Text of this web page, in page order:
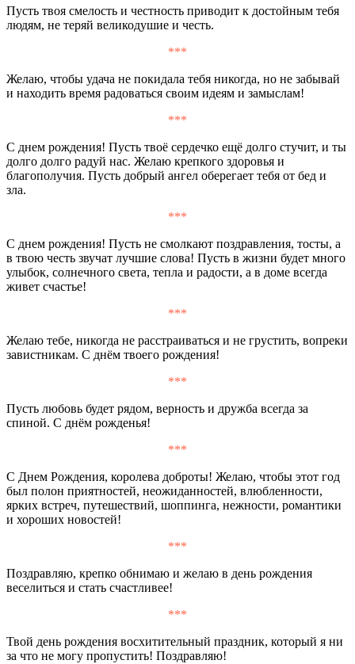
Пусть твоя смелость и честность приводит к достойным тебя
людям, не теряй великодушие и честь.
***
Желаю, чтобы удача не покидала тебя никогда, но не забывай
и находить время радоваться своим идеям и замыслам!
***
С днем рождения! Пусть твоё сердечко ещё долго стучит, и ты
долго долго радуй нас. Желаю крепкого здоровья и
благополучия. Пусть добрый ангел оберегает тебя от бед и
зла.
***
С днем рождения! Пусть не смолкают поздравления, тосты, а
в твою честь звучат лучшие слова! Пусть в жизни будет много
улыбок, солнечного света, тепла и радости, а в доме всегда
живет счастье!
***
Желаю тебе, никогда не расстраиваться и не грустить, вопреки
завистникам. С днём твоего рождения!
***
Пусть любовь будет рядом, верность и дружба всегда за
спиной. С днём рожденья!
***
С Днем Рождения, королева доброты! Желаю, чтобы этот год
был полон приятностей, неожиданностей, влюбленности,
ярких встреч, путешествий, шоппинга, нежности, романтики
и хороших новостей!
***
Поздравляю, крепко обнимаю и желаю в день рождения
веселиться и стать счастливее!
***
Твой день рождения восхитительный праздник, который я ни
за что не могу пропустить! Поздравляю!